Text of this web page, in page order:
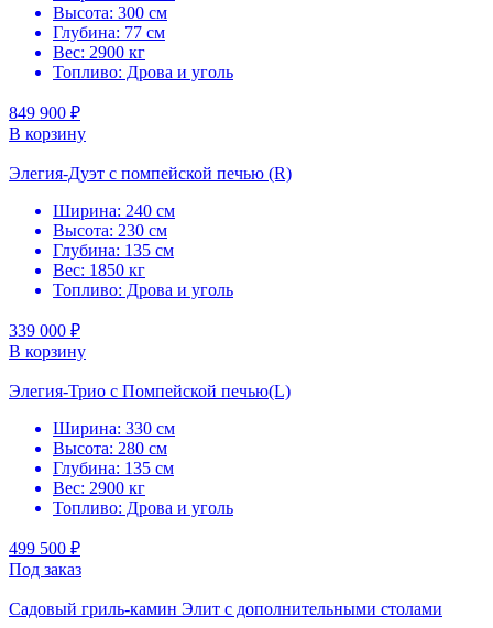
Высота: 300 см
Глубина: 77 см
Вес: 2900 кг
Топливо: Дрова и уголь
849 900 ₽
В корзину
Элегия-Дуэт с помпейской печью (R)
Ширина: 240 см
Высота: 230 см
Глубина: 135 см
Вес: 1850 кг
Топливо: Дрова и уголь
339 000 ₽
В корзину
Элегия-Трио с Помпейской печью(L)
Ширина: 330 см
Высота: 280 см
Глубина: 135 см
Вес: 2900 кг
Топливо: Дрова и уголь
499 500 ₽
Под заказ
Садовый гриль-камин Элит с дополнительными столами